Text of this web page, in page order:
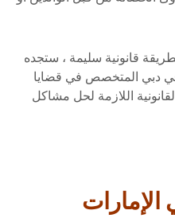
قانونية سليمة ، ستجده
دبي المتخصص في قضايا
اللازمة لحل مشاكل